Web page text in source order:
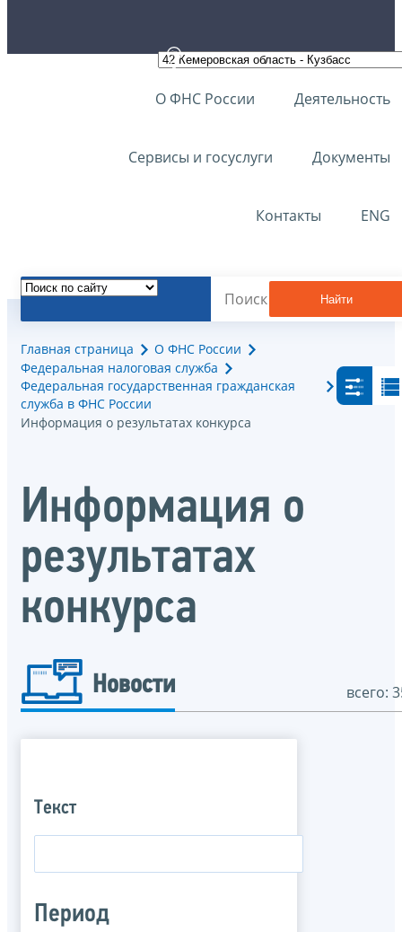
О ФНС России Деятельность
Сервисы и госуслуги Документы
Контакты ENG
Найти
Главная страница
О ФНС России
Федеральная налоговая служба
Федеральная государственная гражданская
служба в ФНС России
Информация о результатах конкурса
Информация о
результатах
конкурса
Новости всего:
Текст
Период